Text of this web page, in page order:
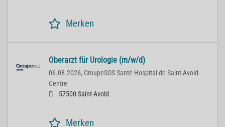
Merken
Oberarzt für Urologie (m/w/d)
06.08.2026, GroupeSOS Santé Hospital de Saint-Avold-
Centre
57500 Saint-Avold
Merken